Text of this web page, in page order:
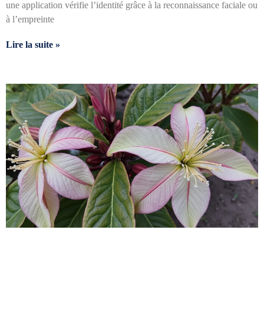
une application vérifie l’identité grâce à la reconnaissance faciale ou
à l’empreinte
Lire la suite »